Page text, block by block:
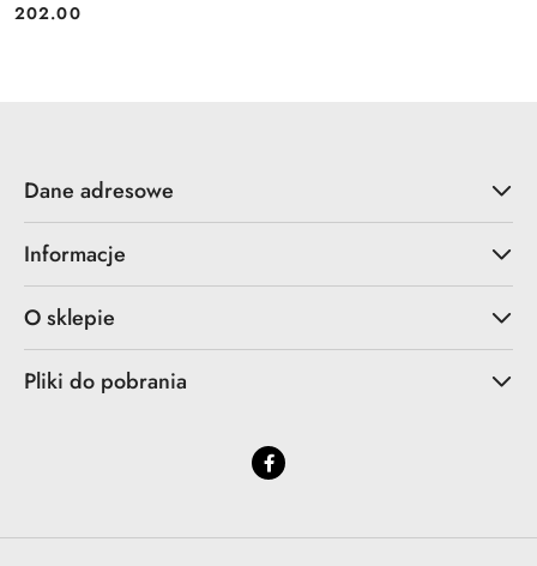
Cena:
202.00
Dane adresowe
Informacje
O sklepie
Pliki do pobrania